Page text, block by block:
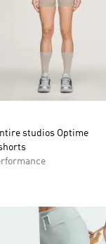
studios Optime
hinzufügen